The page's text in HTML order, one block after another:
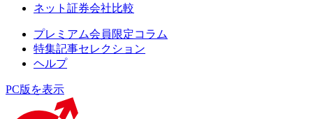
ネット証券会社比較
プレミアム会員限定コラム
特集記事セレクション
ヘルプ
PC版を表示